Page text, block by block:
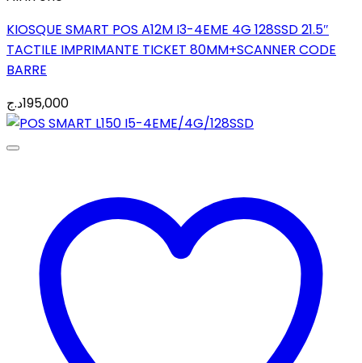
KIOSQUE SMART POS A12M I3-4EME 4G 128SSD 21.5″
TACTILE IMPRIMANTE TICKET 80MM+SCANNER CODE
BARRE
195,000د.ج